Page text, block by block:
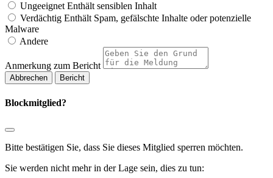
Ungeeignet Enthält sensiblen Inhalt
Verdächtig Enthält Spam, gefälschte Inhalte oder potenzielle
Malware
Andere
Anmerkung zum Bericht
Bericht
Blockmitglied?
Bitte bestätigen Sie, dass Sie dieses Mitglied sperren möchten.
Sie werden nicht mehr in der Lage sein, dies zu tun: